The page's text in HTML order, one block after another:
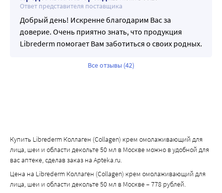
Ответ представителя поставщика
Добрый день! Искренне благодарим Вас за
доверие. Очень приятно знать, что продукция
Librederm помогает Вам заботиться о своих родных.
Все отзывы (42)
Купить Librederm Коллаген (Collagen) крем омолаживающий для
лица, шеи и области декольте 50 мл в Москве можно в удобной для
вас аптеке, сделав заказ на Apteka.ru.
Цена на Librederm Коллаген (Collagen) крем омолаживающий для
лица, шеи и области декольте 50 мл в Москве – 778 рублей.